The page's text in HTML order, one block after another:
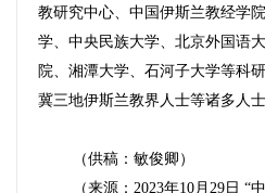
教研究中心、中国伊斯兰教经学
学、中央民族大学、北京外国语
院、湘潭大学、石河子大学等科
冀三地伊斯兰教界人士等诸多人士
（供稿：敏俊卿）
（来源：2023年10月29日 “